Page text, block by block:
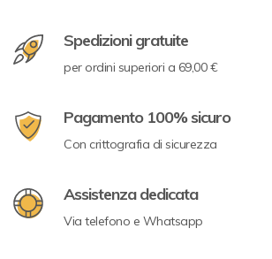
Spedizioni gratuite
per ordini superiori a 69,00 €
Pagamento 100% sicuro
Con crittografia di sicurezza
Assistenza dedicata
Via telefono e Whatsapp